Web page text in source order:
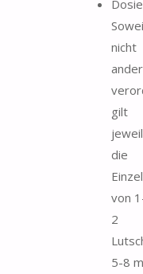
nicht
gilt
die
von
2
5-8